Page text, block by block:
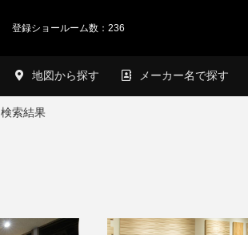
登録ショールーム数：236
地図から探す メーカー名で探す
検索結果